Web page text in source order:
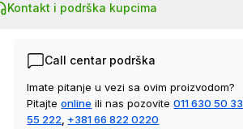
Kontakt i podrška kupcima
Call centar podrška
Imate pitanje u vezi sa ovim proizvodom?
Pitajte online ili nas pozovite 011 630 50 33
55 222 +381 66 822 0220